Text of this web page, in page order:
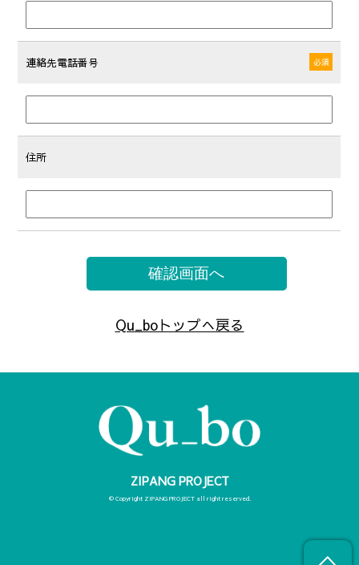
連絡先電話番号 必須
住所
Qu_boトップへ戻る
ZIPANG PROJECT
© Copyright ZIPANG PROJECT all right reserved.